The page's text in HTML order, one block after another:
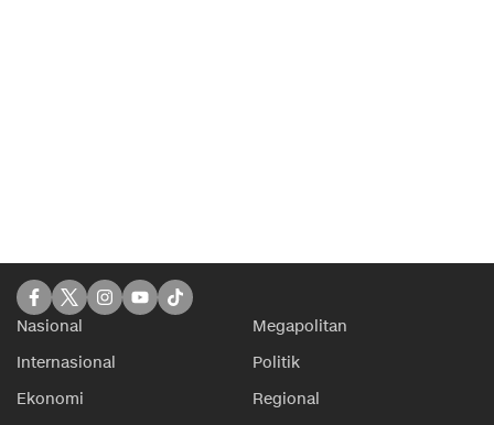
Nasional
Megapolitan
Internasional
Politik
Ekonomi
Regional